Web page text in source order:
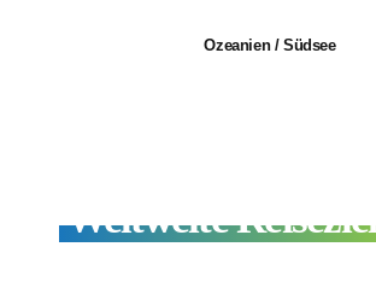
Ozeanien / Südsee
Weltweite